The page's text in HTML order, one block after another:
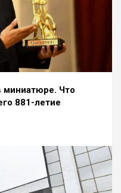
миниатюре. Что
881-летие